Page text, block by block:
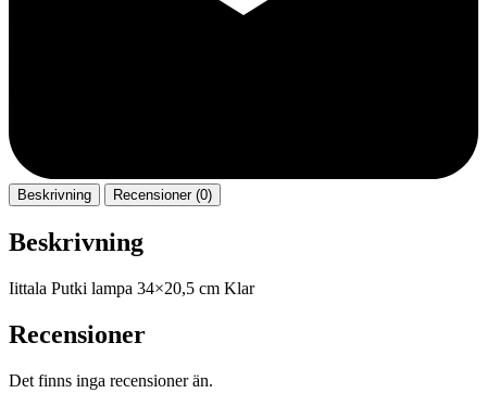
Beskrivning Recensioner (0)
Beskrivning
Iittala Putki lampa 34×20,5 cm Klar
Recensioner
Det finns inga recensioner än.